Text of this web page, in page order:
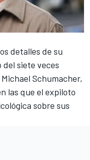
detalles de su
del siete veces
Michael Schumacher,
las que el expiloto
sobre sus